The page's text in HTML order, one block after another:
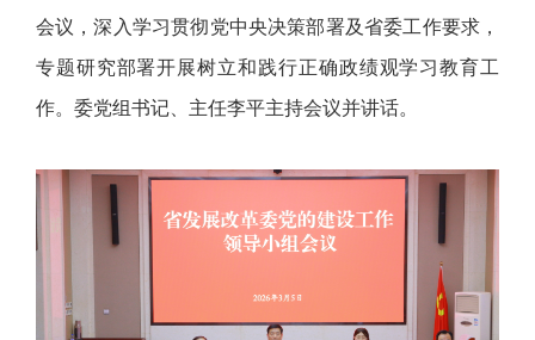
会议，深入学习贯彻党中央决策部署及省委工作要求，
专题研究部署开展树立和践行正确政绩观学习教育工
作。委党组书记、主任李平主持会议并讲话。